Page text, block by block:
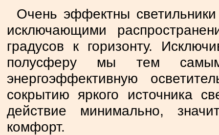
Очень эффектны
исключающими
градусов к горизонту.
полусферу мы тем
энергоэффективную
сокрытию яркого источника
действие минимально,
комфорт.